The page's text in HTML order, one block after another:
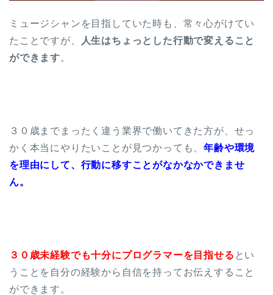
ミュージシャンを目指していた時も、常々心がけてい
たことですが、
人生はちょっとした行動で変えること
ができます。
３０歳までまったく違う業界で働いてきた方が、せっ
かく本当にやりたいことが見つかっても、年齢や環境
を理由にして、行動に移すことがなかなかできませ
ん。
３０歳未経験でも十分にプログラマーを目指せる とい
うことを自分の経験から自信を持ってお伝えすること
ができます。